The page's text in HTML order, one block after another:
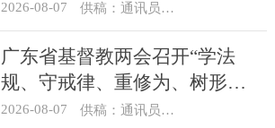
2026-08-07 供稿：通讯员 靳新元
广东省基督教两会召开“学法
规、守戒律、重修为、树形
象”教育活动总结会议
2026-08-07 供稿：通讯员 汪浩